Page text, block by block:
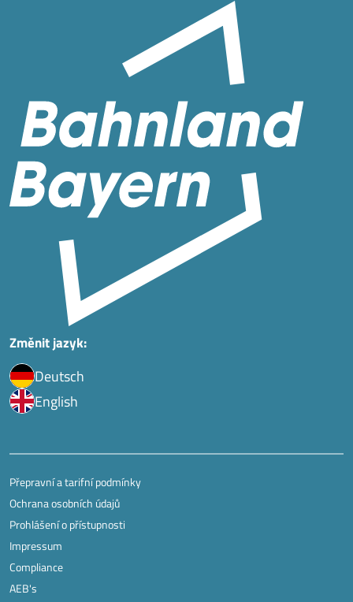
Změnit jazyk:
Deutsch
English
Přepravní a tarifní podmínky
Ochrana osobních údajů
Prohlášení o přístupnosti
Impressum
Compliance
AEB's